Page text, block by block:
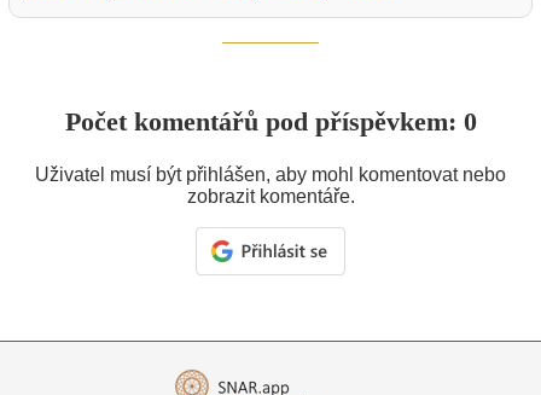
Počet komentářů pod příspěvkem: 0
Uživatel musí být přihlášen, aby mohl komentovat nebo
zobrazit komentáře.